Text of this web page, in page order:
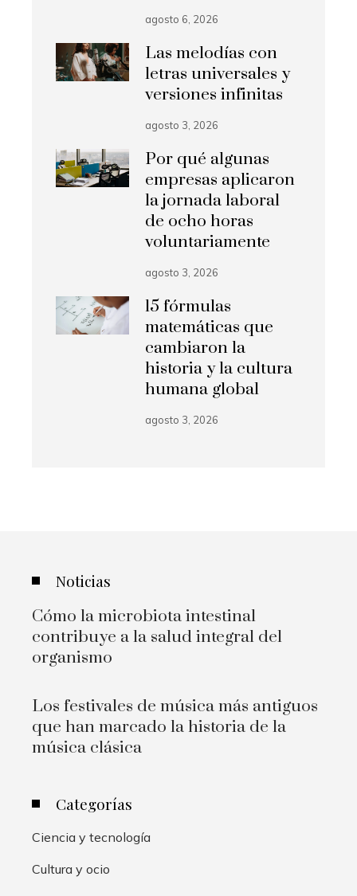
agosto 6, 2026
Las melodías con
letras universales y
versiones infinitas
agosto 3, 2026
Por qué algunas
empresas aplicaron
la jornada laboral
de ocho horas
voluntariamente
agosto 3, 2026
15 fórmulas
matemáticas que
cambiaron la
historia y la cultura
humana global
agosto 3, 2026
Noticias
Cómo la microbiota intestinal
contribuye a la salud integral del
organismo
Los festivales de música más antiguos
que han marcado la historia de la
música clásica
Categorías
Ciencia y tecnología
Cultura y ocio